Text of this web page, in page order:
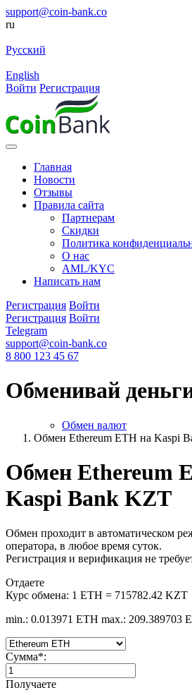
support@coin-bank.co
ru
Русский
English
Войти Регистрация
Главная
Новости
Отзывы
Правила сайта
Партнерам
Скидки
Политика
О нас
AML/KYC
Написать нам
Регистрация Войти
Регистрация Войти
Telegram
support@coin-bank.co
8 800 123 45 67
Обменивай
Обмен валют
Обмен Ethereum ETH на Kaspi
Обмен Ethereum
Kaspi Bank KZT
Обмен проходит в автоматическом
оператора, в любое время суток.
Регистрация и верификация не
Отдаете
Курс обмена: 1 ETH = 715782.42 KZT
min.: 0.013971 ETH max.: 209.389703
Сумма*:
Получаете